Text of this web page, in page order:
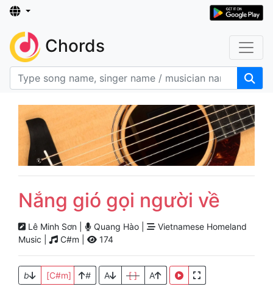
Chords
Nắng gió gọi người về
Lê Minh Sơn | Quang Hào |
Vietnamese Homeland
Music |
C#m | 174
b [C#m] # A [ ] A